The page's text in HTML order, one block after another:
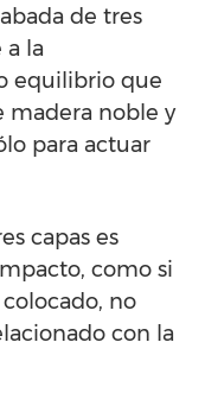
de tres
la
equilibrio que
madera noble y
para actuar
capas es
como si
no
con la